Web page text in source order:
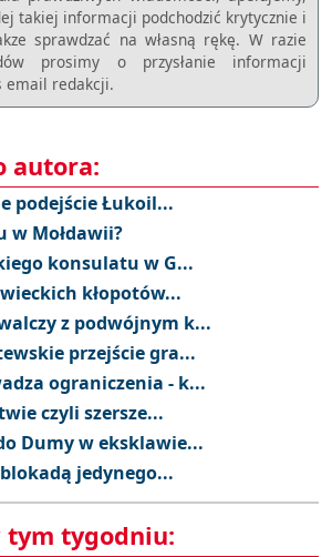
takiej informacji podchodzić krytycznie i
sprawdzać na własną rękę. W razie
prosimy o przysłanie informacji
email redakcji.
autora:
podejście Łukoil...
w Mołdawii?
konsulatu w G...
kłopotów...
z podwójnym k...
przejście gra...
ograniczenia - k...
czyli szersze...
Dumy w eksklawie...
jedynego...
tym tygodniu: